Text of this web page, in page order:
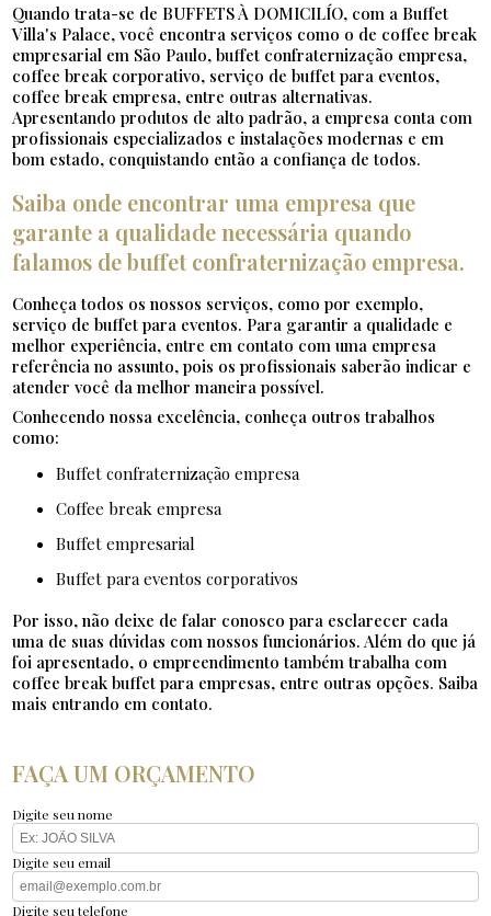
Quando trata-se de BUFFETS À DOMICILÍO, com a Buffet
Villa's Palace, você encontra serviços como o de coffee break
empresarial em São Paulo, buffet confraternização empresa,
coffee break corporativo, serviço de buffet para eventos,
coffee break empresa, entre outras alternativas.
Apresentando produtos de alto padrão, a empresa conta com
profissionais especializados e instalações modernas e em
bom estado, conquistando então a confiança de todos.
Saiba onde encontrar uma empresa que
garante a qualidade necessária quando
falamos de buffet confraternização empresa.
Conheça todos os nossos serviços, como por exemplo,
serviço de buffet para eventos. Para garantir a qualidade e
melhor experiência, entre em contato com uma empresa
referência no assunto, pois os profissionais saberão indicar e
atender você da melhor maneira possível.
Conhecendo nossa excelência, conheça outros trabalhos
como:
buffet confraternização empresa
coffee break empresa
buffet empresarial
buffet para eventos corporativos
Por isso, não deixe de falar conosco para esclarecer cada
uma de suas dúvidas com nossos funcionários. Além do que já
foi apresentado, o empreendimento também trabalha com
coffee break buffet para empresas, entre outras opções. Saiba
mais entrando em contato.
FAÇA UM ORÇAMENTO
Digite seu nome
Digite seu email
Digite seu telefone